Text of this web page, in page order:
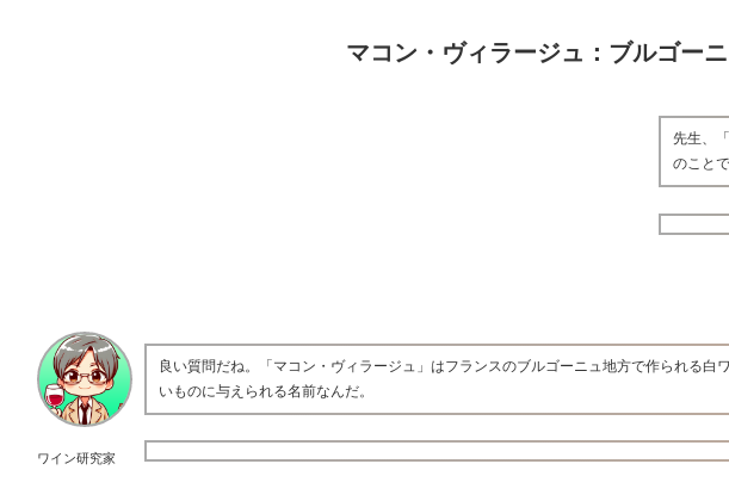
マコン・ヴィラージュ：ブルゴー
先生、
のこと
ワイン研究家
良い質問だね。「マコン・ヴィラージュ」はフランスのブルゴーニュ地方で作られる
いものに与えられる名前なんだ。